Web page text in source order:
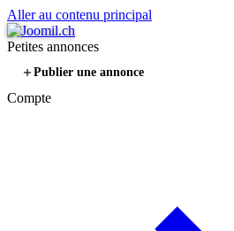
Aller au contenu principal
Petites annonces
Publier une annonce
Compte